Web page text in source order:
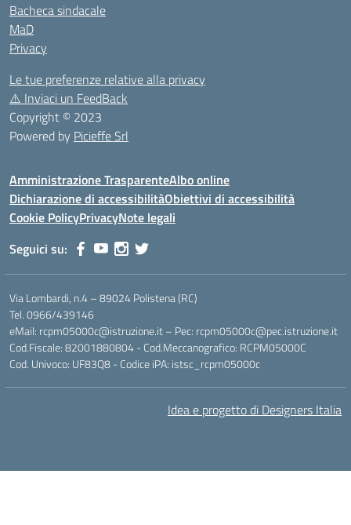
Bacheca sindacale
MaD
Privacy
Le tue preferenze relative alla privacy
⚠️ Inviaci un FeedBack
Copyright © 2023
Powered by Picieffe Srl
Amministrazione TrasparenteAlbo online
Dichiarazione di accessibilitàObiettivi di accessibilità
Cookie PolicyPrivacyNote legali
Seguici su:
Via Lombardi, n.4 – 89024 Polistena (RC)
Tel. 0966/439146
eMail: rcpm05000c@istruzione.it – Pec: rcpm05000c@pec.istruzione.it
Cod.Fiscale: 82001880804 - Cod.Meccanografico: RCPM05000C
Cod. Univoco: UF83Q8 - Codice iPA: istsc_rcpm05000c
Idea e progetto di Designers Italia